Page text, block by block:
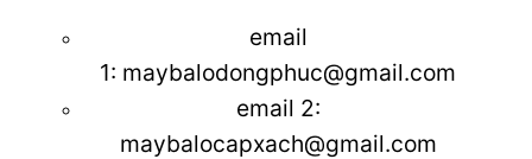
email
1: maybalodongphuc@gmail.com
email 2:
maybalocapxach@gmail.com